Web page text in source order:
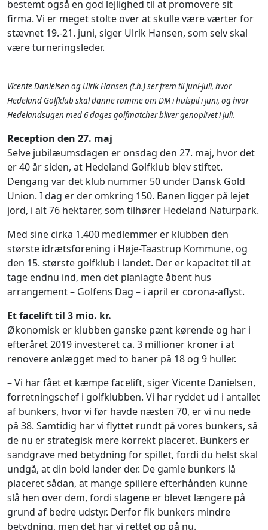
bestemt også en god lejlighed til at promovere sit
firma. Vi er meget stolte over at skulle være værter for
stævnet 19.-21. juni, siger Ulrik Hansen, som selv skal
være turneringsleder.
Vicente Danielsen og Ulrik Hansen (t.h.) ser frem til juni-juli, hvor
Hedeland Golfklub skal danne ramme om DM i hulspil i juni, og hvor
Hedelandsugen med 6 dages golfmatcher bliver genoplivet i juli.
Reception den 27. maj
Selve jubilæumsdagen er onsdag den 27. maj, hvor det
er 40 år siden, at Hedeland Golfklub blev stiftet.
Dengang var det klub nummer 50 under Dansk Gold
Union. I dag er der omkring 150. Banen ligger på lejet
jord, i alt 76 hektarer, som tilhører Hedeland Naturpark.
Med sine cirka 1.400 medlemmer er klubben den
største idrætsforening i Høje-Taastrup Kommune, og
den 15. største golfklub i landet. Der er kapacitet til at
tage endnu ind, men det planlagte åbent hus
arrangement – Golfens Dag – i april er corona-aflyst.
Et facelift til 3 mio. kr.
Økonomisk er klubben ganske pænt kørende og har i
efteråret 2019 investeret ca. 3 millioner kroner i at
renovere anlægget med to baner på 18 og 9 huller.
– Vi har fået et kæmpe facelift, siger Vicente Danielsen,
forretningschef i golfklubben. Vi har ryddet ud i antallet
af bunkers, hvor vi før havde næsten 70, er vi nu nede
på 38. Samtidig har vi flyttet rundt på vores bunkers, så
de nu er strategisk mere korrekt placeret. Bunkers er
sandgrave med betydning for spillet, fordi du helst skal
undgå, at din bold lander der. De gamle bunkers lå
placeret sådan, at mange spillere efterhånden kunne
slå hen over dem, fordi slagene er blevet længere på
grund af bedre udstyr. Derfor fik bunkers mindre
betydning, men det har vi rettet op på nu.